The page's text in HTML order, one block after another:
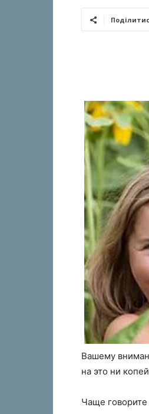
Вашему
на это ни
Чаще говорите